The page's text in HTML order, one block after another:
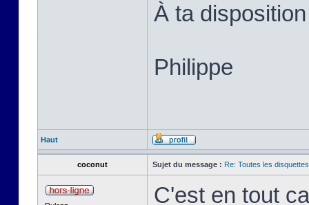
À ta disposition
Philippe
Haut
coconut Sujet du message : Re: Toutes les
C'est en tout